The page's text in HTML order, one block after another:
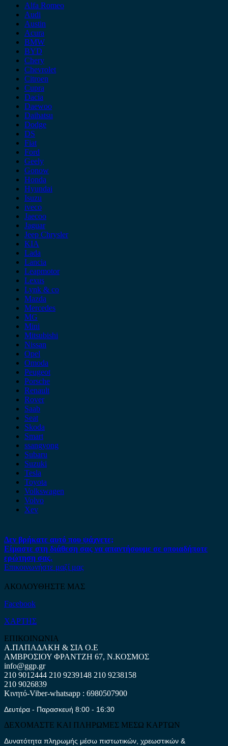
Alfa Romeo
Audi
Austin
Acura
BMW
BYD
Chery
Chevrolet
Citroen
Cupra
Dacia
Daewoo
Daihatsu
Dodge
DS
Fiat
Ford
Geely
Gonow
Honda
Hyundai
Isuzu
iveco
Jaecoo
Jaguar
Jeep Chrysler
KIA
Lada
Lancia
Leapmotor
Lexus
Lynk & co
Mazda
Mercedes
MG
Mini
Mitsubishi
Nissan
Opel
Omoda
Peugeot
Porsche
Renault
Rover
Saab
Seat
Skoda
Smart
ssangyong
Subaru
Suzuki
Tesla
Toyota
Volkswagen
Volvo
Xev
Δεν βρήκατε αυτό που ψάχνετε;
Είμαστε στη διάθεση σας να απαντήσουμε σε οποιαδήποτε
ερώτηση σας.
Επικοινωνήστε μαζί μας
ΑΚΟΛΟΥΘΗΣΤΕ ΜΑΣ
Facebook
ΧΑΡΤΗΣ
ΕΠΙΚΟΙΝΩΝΙΑ
Α.ΠΑΠΑΔΑΚΗ & ΣΙΑ Ο.Ε
ΑΜΒΡΟΣΙΟΥ ΦΡΑΝΤΖΗ 67, Ν.ΚΟΣΜΟΣ
info@ggp.gr
210 9012444 210 9239148 210 9238158
210 9026839
Κινητό-Viber-whatsapp : 6980507900
Δευτέρα - Παρασκευή 8:00 - 16:30
ΔΕΧΟΜΑΣΤΕ ΚΑΙ ΠΛΗΡΩΜΕΣ ΜΕΣΩ ΚΑΡΤΩΝ
Δυνατότητα πληρωμής μέσω πιστωτικών, χρεωστικών &